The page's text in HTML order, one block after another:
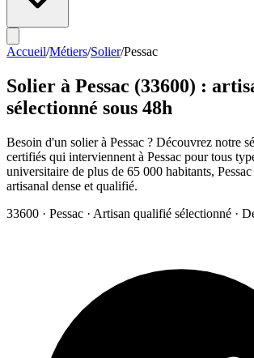
Accueil/Métiers/Solier/Pessac
Solier à Pessac (33600) :
sélectionné sous 48h
Besoin d'un solier à Pessac ? Découvrez notre
certifiés qui interviennent à Pessac pour tous
universitaire de plus de 65 000 habitants,
artisanal dense et qualifié.
33600 · Pessac · Artisan qualifié sélectionné ·